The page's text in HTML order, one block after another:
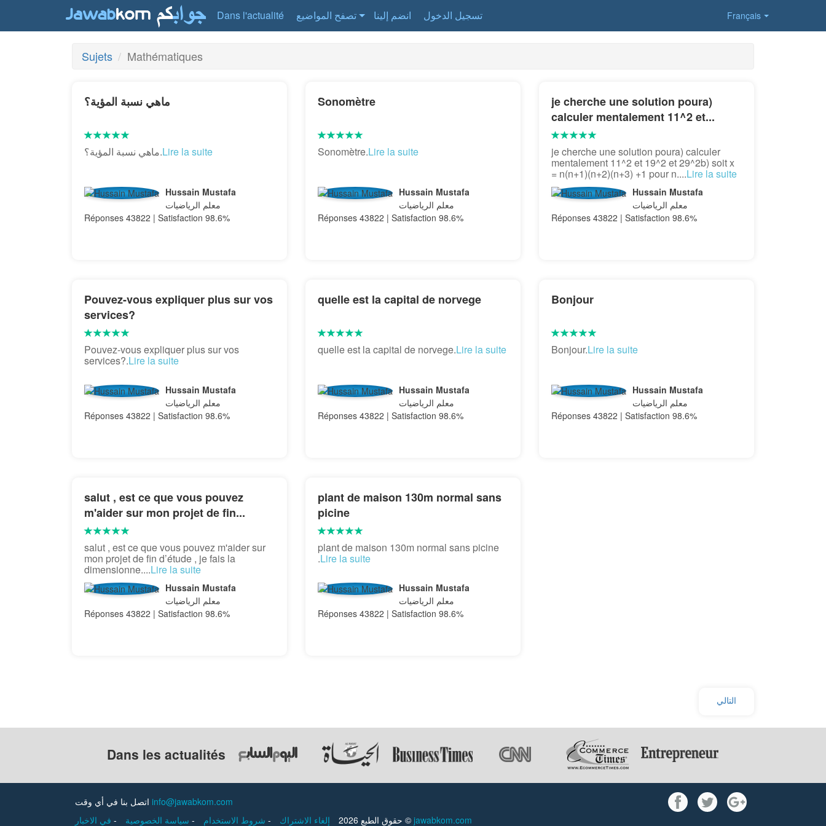
Français
Dans l'actualité تصفح المواضيع انضم إلينا تسجيل الدخول
Sujets Mathématiques
ماهي نسبة المؤية؟
ماهي نسبة المؤية؟.Lire la suite
Hussain Mustafa
معلم الرياضيات
Réponses 43822 | Satisfaction 98.6%
Sonomètre
Sonomètre.Lire la suite
Hussain Mustafa
معلم الرياضيات
Réponses 43822 | Satisfaction 98.6%
je cherche une solution poura)
calculer mentalement 11^2 et...
je cherche une solution poura) calculer
mentalement 11^2 et 19^2 et 29^2b) soit x
= n(n+1)(n+2)(n+3) +1 pour n....Lire la suite
Hussain Mustafa
معلم الرياضيات
Réponses 43822 | Satisfaction 98.6%
Pouvez-vous expliquer plus sur vos
services?
Pouvez-vous expliquer plus sur vos
services?.Lire la suite
Hussain Mustafa
معلم الرياضيات
Réponses 43822 | Satisfaction 98.6%
quelle est la capital de norvege
quelle est la capital de norvege.Lire la suite
Hussain Mustafa
معلم الرياضيات
Réponses 43822 | Satisfaction 98.6%
Bonjour
Bonjour.Lire la suite
Hussain Mustafa
معلم الرياضيات
Réponses 43822 | Satisfaction 98.6%
salut , est ce que vous pouvez
m'aider sur mon projet de fin...
salut , est ce que vous pouvez m'aider sur
mon projet de fin d’étude , je fais la
dimensionne....Lire la suite
Hussain Mustafa
معلم الرياضيات
Réponses 43822 | Satisfaction 98.6%
plant de maison 130m normal sans
picine
plant de maison 130m normal sans picine
.Lire la suite
Hussain Mustafa
معلم الرياضيات
Réponses 43822 | Satisfaction 98.6%
التالي
Dans les actualités
info@jawabkom.com
- - - إلغاء الاشتراك حقوق الطبع 2026 © jawabkom.com